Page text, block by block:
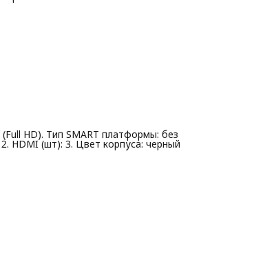
HD). Тип SMART платформы: без
HDMI (шт): 3. Цвет корпуса: черный